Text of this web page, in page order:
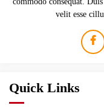
velit esse
Quick Links